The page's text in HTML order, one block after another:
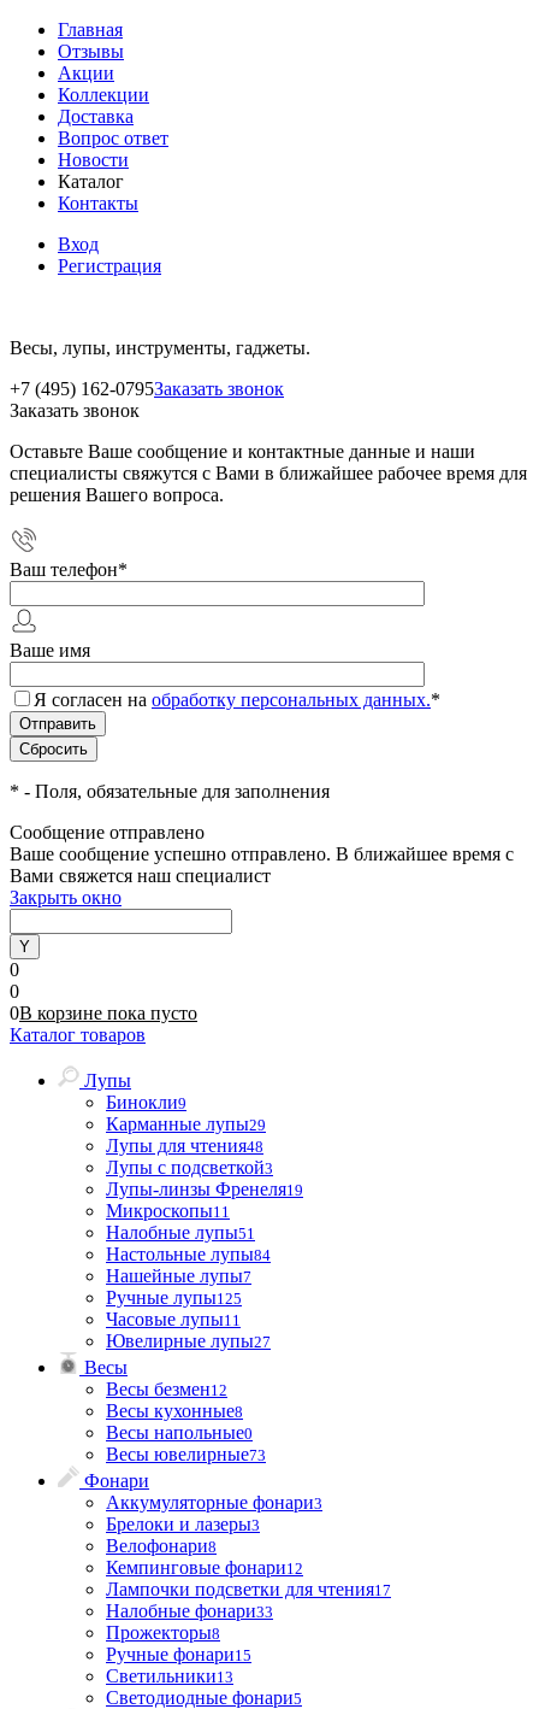
Главная
Отзывы
Акции
Коллекции
Доставка
Вопрос ответ
Новости
Каталог
Контакты
Вход
Регистрация
Весы, лупы, инструменты, гаджеты.
+7 (495) 162-0795Заказать звонок
Заказать звонок
Оставьте Ваше сообщение и контактные данные и наши
специалисты свяжутся с Вами в ближайшее рабочее время для
решения Вашего вопроса.
Ваш телефон*
Ваше имя
Я согласен на обработку персональных данных.*
* - Поля, обязательные для заполнения
Сообщение отправлено
Ваше сообщение успешно отправлено. В ближайшее время с
Вами свяжется наш специалист
Закрыть окно
0
0
0В корзине пока пусто
Каталог товаров
Лупы
Бинокли9
Карманные лупы29
Лупы для чтения48
Лупы с подсветкой3
Лупы-линзы Френеля19
Микроскопы11
Налобные лупы51
Настольные лупы84
Нашейные лупы7
Ручные лупы125
Часовые лупы11
Ювелирные лупы27
Весы
Весы безмен12
Весы кухонные8
Весы напольные0
Весы ювелирные73
Фонари
Аккумуляторные фонари3
Брелоки и лазеры3
Велофонари8
Кемпинговые фонари12
Лампочки подсветки для чтения17
Налобные фонари33
Прожекторы8
Ручные фонари15
Светильники13
Светодиодные фонари5